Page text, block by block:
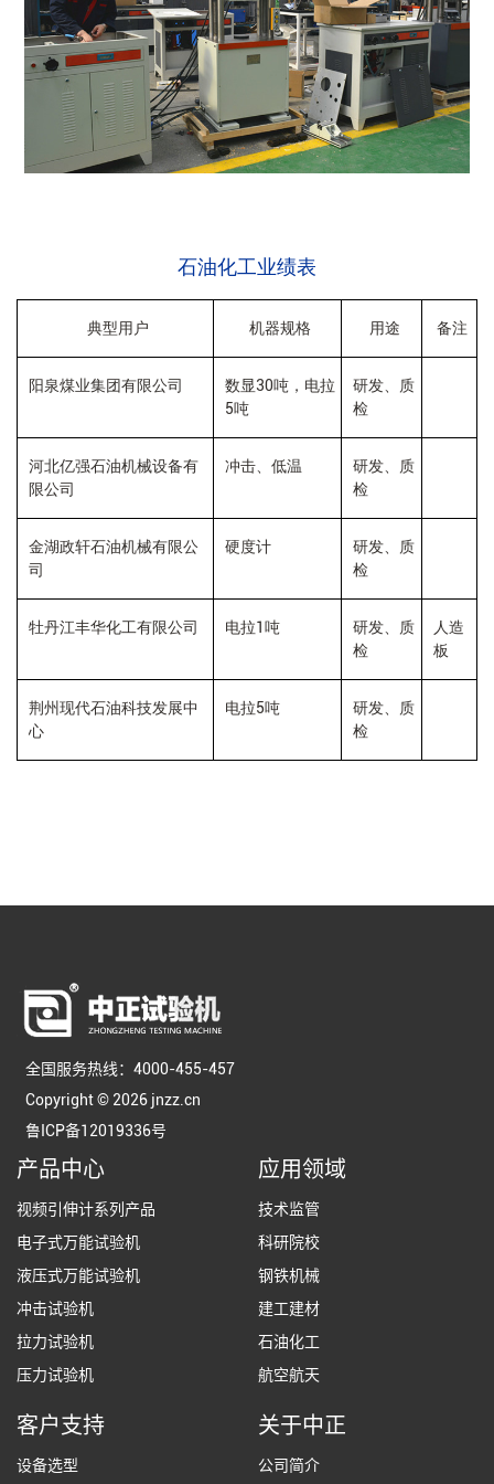
石油化工业绩表
典型用户 机器规格 用途 备注
阳泉煤业集团有限公司 数显30吨，电拉
5吨
研发、质
检
河北亿强石油机械设备有
限公司
冲击、低温
研发、质
检
金湖政轩石油机械有限公
司
硬度计
研发、质
检
牡丹江丰华化工有限公司 电拉1 吨
研发、质
检
人造
板
荆州现代石油科技发展中
心
电拉5吨
研发、质
检
全国服务热线：4000-455-457
Copyright © 2026 jnzz.cn
鲁ICP备12019336号
产品中心
视频引伸计系列产品
电子式万能试验机
液压式万能试验机
冲击试验机
拉力试验机
压力试验机
应用领域
技术监管
科研院校
钢铁机械
建工建材
石油化工
航空航天
客户支持
设备选型
关于中正
公司简介